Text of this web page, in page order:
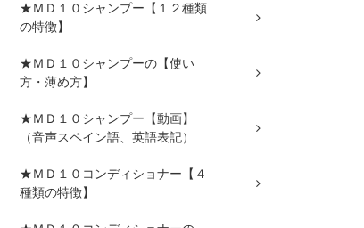
★ＭＤ１０シャンプー【１２種類
の特徴】
★ＭＤ１０シャンプーの【使い
方・薄め方】
★ＭＤ１０シャンプー【動画】
（音声スペイン語、英語表記）
★ＭＤ１０コンディショナー【４
種類の特徴】